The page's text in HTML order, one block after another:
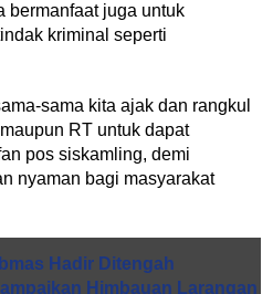
bermanfaat juga untuk
kriminal seperti
sama kita ajak dan rangkul
RT untuk dapat
pos siskamling, demi
nyaman bagi masyarakat
Hadir Ditengah
Himbauan Larangan